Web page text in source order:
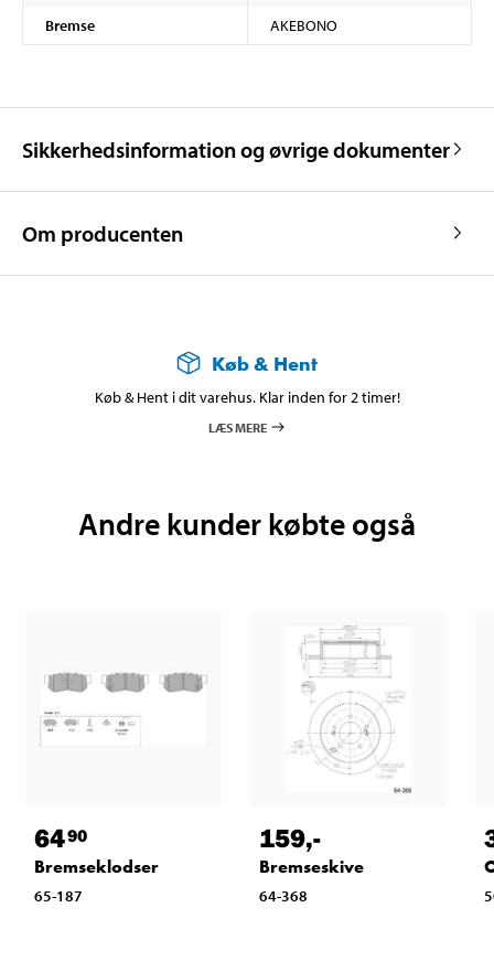
Bremse AKEBONO
Sikkerhedsinformation og øvrige dokumenter
Om producenten
Køb & Hent
Køb & Hent i dit varehus. Klar inden for 2 timer!
LÆS MERE
Andre kunder købte også
6490
Bremseklodser
65-187
159,-
Bremseskive
64-368